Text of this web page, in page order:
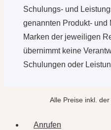
Schulungs- und
genannten Produkt- und
Marken der jeweiligen
übernimmt keine
Schulungen oder
Alle Preise inkl.
Anrufen